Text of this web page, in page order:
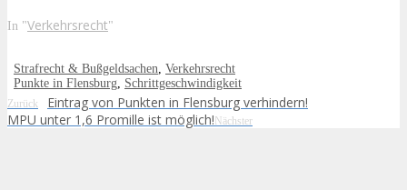
In "Verkehrsrecht"
Strafrecht & Bußgeldsachen, Verkehrsrecht
Punkte in Flensburg, Schrittgeschwindigkeit
Zurück
Eintrag von Punkten in Flensburg verhindern!
MPU unter 1,6 Promille ist möglich! Nächster